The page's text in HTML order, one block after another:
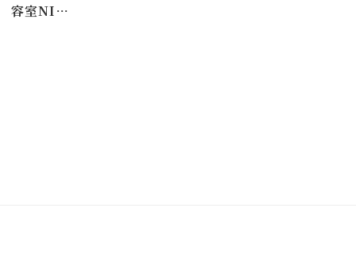
容室NI…